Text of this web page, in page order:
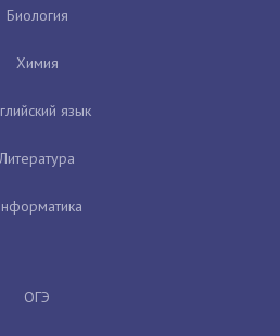
Биология
Химия
язык
Литература
ОГЭ